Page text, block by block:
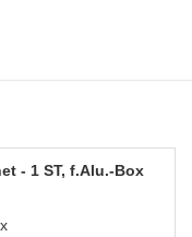
- 1 ST, f.Alu.-Box